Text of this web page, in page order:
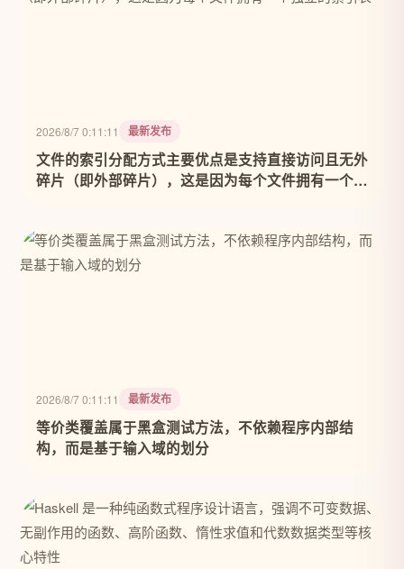
2026/8/7 0:11:11 最新发布
文件的索引分配方式主要优点是支持直接访问且无外
碎片（即外部碎片），这是因为每个文件拥有一个独
2026/8/7 0:11:11 最新发布
等价类覆盖属于黑盒测试方法，不依赖程序内部结
构，而是基于输入域的划分